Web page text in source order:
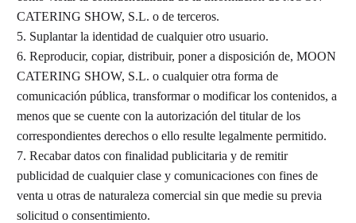
CATERING SHOW, S.L. o de terceros.
5. Suplantar la identidad de cualquier otro usuario.
6. Reproducir, copiar, distribuir, poner a disposición de, MOON
CATERING SHOW, S.L. o cualquier otra forma de
comunicación pública, transformar o modificar los contenidos, a
menos que se cuente con la autorización del titular de los
correspondientes derechos o ello resulte legalmente permitido.
7. Recabar datos con finalidad publicitaria y de remitir
publicidad de cualquier clase y comunicaciones con fines de
venta u otras de naturaleza comercial sin que medie su previa
solicitud o consentimiento.